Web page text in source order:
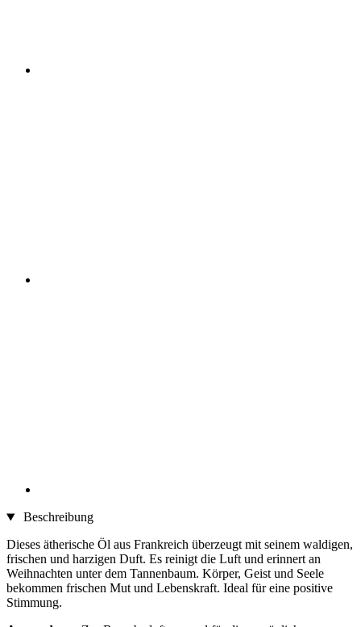
Beschreibung
Dieses ätherische Öl aus Frankreich überzeugt mit seinem waldigen,
frischen und harzigen Duft. Es reinigt die Luft und erinnert an
Weihnachten unter dem Tannenbaum. Körper, Geist und Seele
bekommen frischen Mut und Lebenskraft. Ideal für eine positive
Stimmung.